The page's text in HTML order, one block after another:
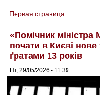
You are here
Первая страница
«Помічник
почати в Києві нове
ґратами 13 років
Пт, 29/05/2026 - 11:39